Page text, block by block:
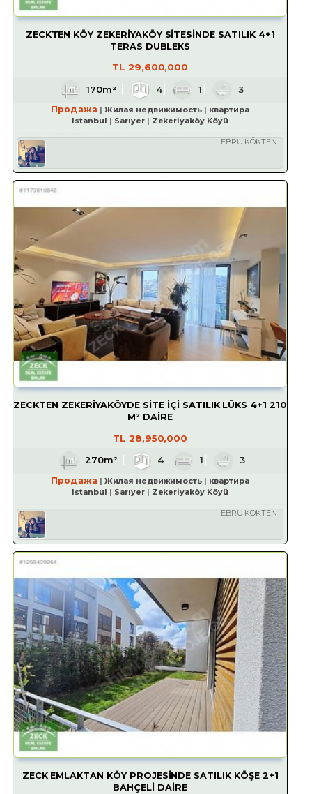
ZECKTEN KÖY ZEKERİYAKÖY SİTESİNDE SATILIK 4+1
TERAS DUBLEKS
TL 29,600,000
170m² 4 1
3
Продажа
Жилая недвижимость
квартира
Istanbul
Sarıyer Zekeriyaköy Köyü
EBRU KÖKTEN
ZECKTEN ZEKERİYAKÖYDE SİTE İÇİ SATILIK LÜKS 4+1 210
M² DAİRE
TL 28,950,000
270m² 4 1
3
Продажа
Жилая недвижимость
квартира
Istanbul
Sarıyer Zekeriyaköy Köyü
EBRU KÖKTEN
ZECK EMLAKTAN KÖY PROJESİNDE SATILIK KÖŞE 2+1
BAHÇELİ DAİRE